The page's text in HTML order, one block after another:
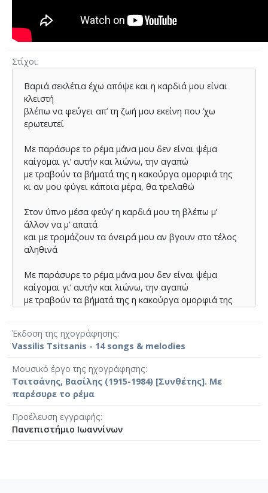
Στίχοι
Βαριά σεκλέτια έχω απόψε και η καρδιά µου είναι
κλειστή
βλέπω να φεύγει απ’ τη ζωή µου εκείνη που ‘χω
ερωτευτεί
Με παράσυρε το ρέµα µάνα µου δεν είναι ψέµα
καίγοµαι γι’ αυτήν και λιώνω, την αγαπώ
με τραβούν τα βήµατά της η κακούργα οµορφιά της
κι αν µου φύγει κάποια µέρα, θα τρελαθώ
Στον ύπνο µέσα φεύγ’ η καρδιά µου τη βλέπω µ’
άλλον να µ’ απατά
και µε τροµάζουν τα όνειρά µου αν βγουν στο τέλος
αληθινά
Με παράσυρε το ρέµα µάνα µου δεν είναι ψέµα
καίγοµαι γι’ αυτήν και λιώνω, την αγαπώ
με τραβούν τα βήµατά της η κακούργα οµορφιά της
Έκδοση της ηχογράφησης
Vassilis Tsitsanis - 14 songs & melodies
Μουσικό έργο της ηχογράφησης
Τσιτσάνης, Βασίλης (1915-1984) [Συνθέτης]. Με
παρέσυρε το ρέμα
Προέλευση εγγραφής
Πανεπιστήμιο Ιωαννίνων